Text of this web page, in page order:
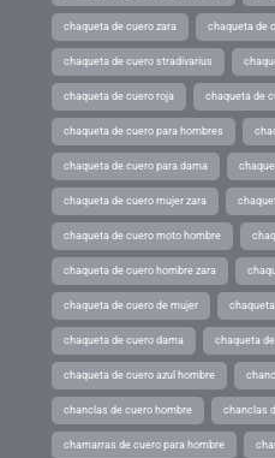
chaqueta de cuero zara chaqueta de
chaqueta de cuero stradivarius
chaqueta de cuero roja chaqueta de
chaqueta de cuero para hombres
chaqueta de cuero para dama
chaqueta de cuero mujer zara
chaqueta de cuero moto hombre
chaqueta de cuero hombre zara
chaqueta de cuero de mujer
chaqueta de cuero dama chaqueta
chaqueta de cuero azul hombre
chanclas de cuero hombre chanclas
chamarras de cuero para hombre